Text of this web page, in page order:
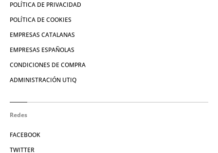
POLÍTICA DE PRIVACIDAD
POLÍTICA DE COOKIES
EMPRESAS CATALANAS
EMPRESAS ESPAÑOLAS
CONDICIONES DE COMPRA
ADMINISTRACIÓN UTIQ
Redes
FACEBOOK
TWITTER